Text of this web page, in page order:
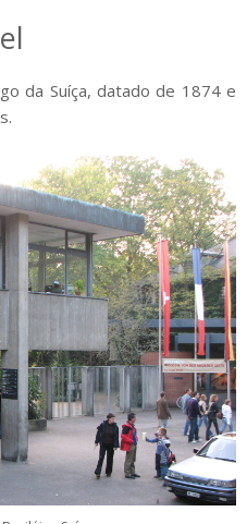
da Suíça, datado de 1874 e